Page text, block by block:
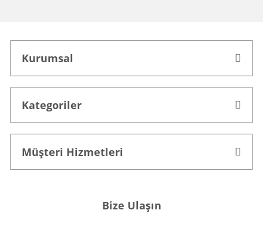
Kurumsal
Kategoriler
Müşteri Hizmetleri
Bize Ulaşın